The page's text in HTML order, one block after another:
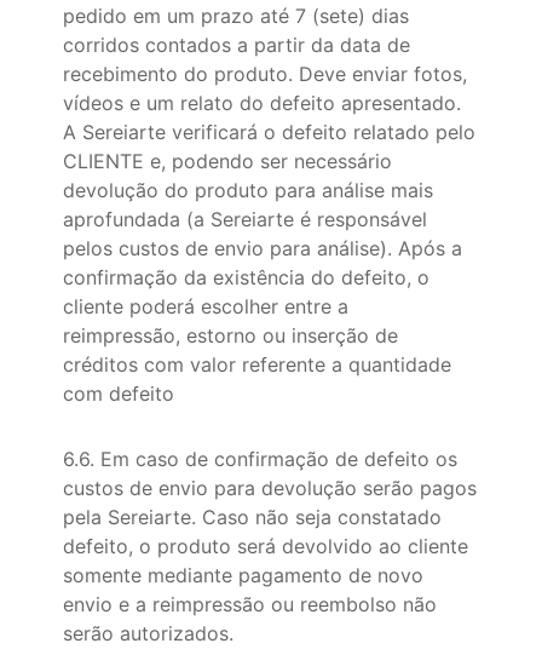
pedido em um prazo até 7 (sete) dias
corridos contados a partir da data de
recebimento do produto. Deve enviar fotos,
vídeos e um relato do defeito apresentado.
A Sereiarte verificará o defeito relatado pelo
CLIENTE e, podendo ser necessário
devolução do produto para análise mais
aprofundada (a Sereiarte é responsável
pelos custos de envio para análise). Após a
confirmação da existência do defeito, o
cliente poderá escolher entre a
reimpressão, estorno ou inserção de
créditos com valor referente a quantidade
com defeito
6.6. Em caso de confirmação de defeito os
custos de envio para devolução serão pagos
pela Sereiarte. Caso não seja constatado
defeito, o produto será devolvido ao cliente
somente mediante pagamento de novo
envio e a reimpressão ou reembolso não
serão autorizados.